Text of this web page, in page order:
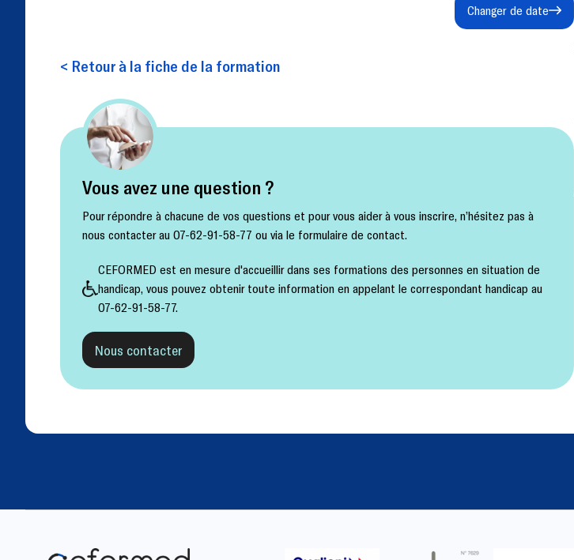
Changer de date
< Retour à la fiche de la formation
Vous avez une question ?
Pour répondre à chacune de vos questions et pour vous aider à vous inscrire, n’hésitez pas à
nous contacter au 07-62-91-58-77 ou via le formulaire de contact.
CEFORMED est en mesure d'accueillir dans ses formations des personnes en situation de
handicap, vous pouvez obtenir toute information en appelant le correspondant handicap au
07-62-91-58-77.
Nous contacter